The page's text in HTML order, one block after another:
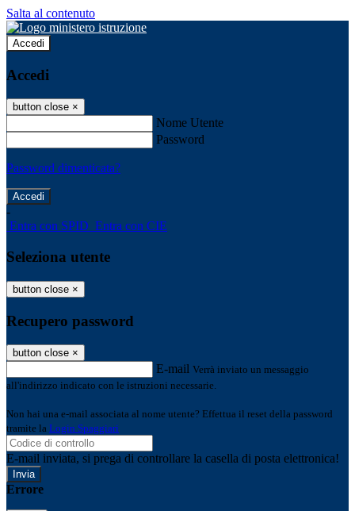
Salta al contenuto
Accedi
Accedi
button close ×
Nome Utente
Password
Password dimenticata?
-
Entra con SPID Entra con CIE
Seleziona utente
button close ×
Recupero password
button close ×
E-mail Verrà inviato un messaggio
all'indirizzo indicato con le istruzioni necessarie.
Non hai una e-mail associata al nome utente? Effettua il reset della password
tramite la Login Spaggiari
E-mail inviata, si prega di controllare la casella di posta elettronica!
Errore